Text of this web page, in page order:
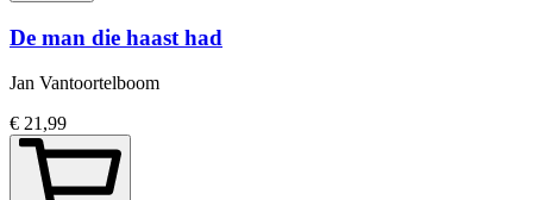
De man die haast had
Jan Vantoortelboom
€ 21,99